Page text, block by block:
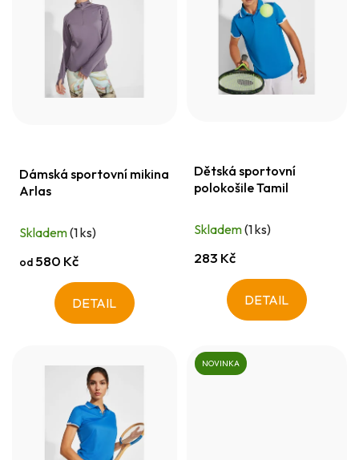
u
k
ů
Dámská sportovní mikina
Arlas
Skladem(1 ks)
od 580 Kč
DETAIL
Dětská sportovní
polokošile Tamil
Skladem(1 ks)
283 Kč
DETAIL
NOVINKA